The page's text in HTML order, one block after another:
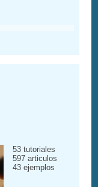
53 tutoriales
597 articulos
43 ejemplos